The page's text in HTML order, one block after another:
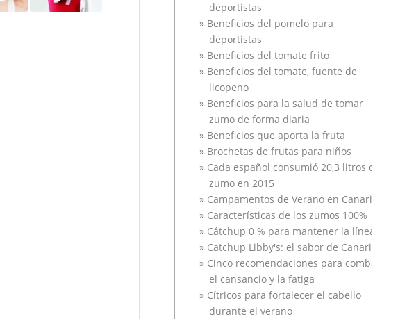
deportistas
Beneficios del pomelo para
deportistas
Beneficios del tomate frito
Beneficios del tomate, fuente de
licopeno
Beneficios para la salud de tomar
zumo de forma diaria
Beneficios que aporta la fruta
Brochetas de frutas para niños
Cada español consumió 20,3 litros de
zumo en 2015
Campamentos de Verano en Canarias
Características de los zumos 100%
Cátchup 0 % para mantener la línea
Catchup Libby's: el sabor de Canarias
Cinco recomendaciones para combatir
el cansancio y la fatiga
Cítricos para fortalecer el cabello
durante el verano